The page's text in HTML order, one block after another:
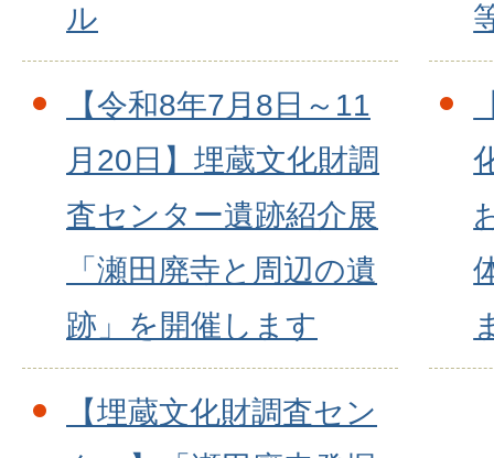
ル
【令和8年7月8日～11
月20日】埋蔵文化財調
査センター遺跡紹介展
「瀬田廃寺と周辺の遺
跡」を開催します
【埋蔵文化財調査セン